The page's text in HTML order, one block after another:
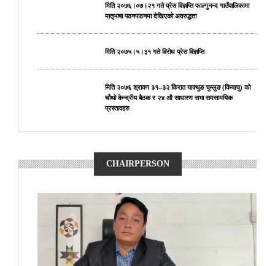
मिति २०७६।०७।२१ गते प्रेस विज्ञप्ति फाल्गुनन्द गाउँपालिकामा
मातृभाषा पठनपाठनमा देखिएको अवरुद्धता
मिति २०७५।५।३१ गते विरोध प्रेस विज्ञप्ति
मिति २०७६ श्रावण ३१–३२ किरात याक्थुङ चुम्लुङ (कियाचु) को
चौथो केन्द्रीय बैठक र २४ औ साधारण सभा समसामयिक
प्रस्तावहरु
CHAIRPERSON